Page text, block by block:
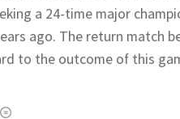
a 24-time major
ago. The return match
to the outcome of this